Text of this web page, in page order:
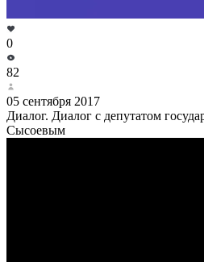
0
82
05 сентября 2017
Диалог. Диалог с депутатом
Сысоевым